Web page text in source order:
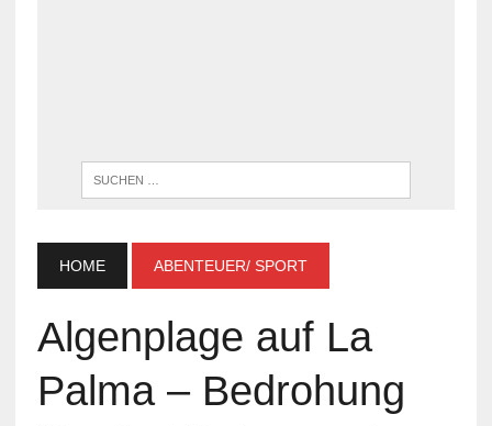
HOME ABENTEUER/ SPORT
Algenplage auf La
Palma – Bedrohung